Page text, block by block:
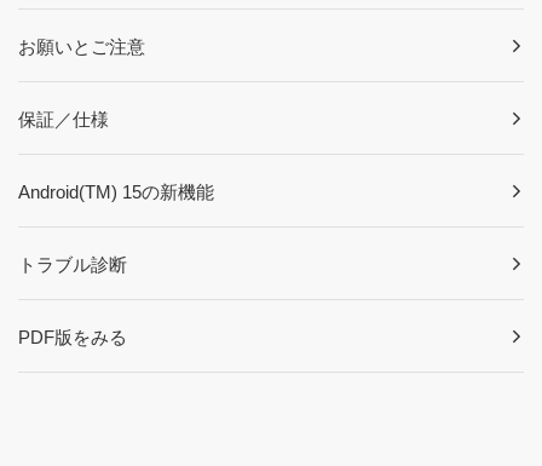
お願いとご注意
保証／仕様
Android(TM) 15の新機能
トラブル診断
PDF版をみる